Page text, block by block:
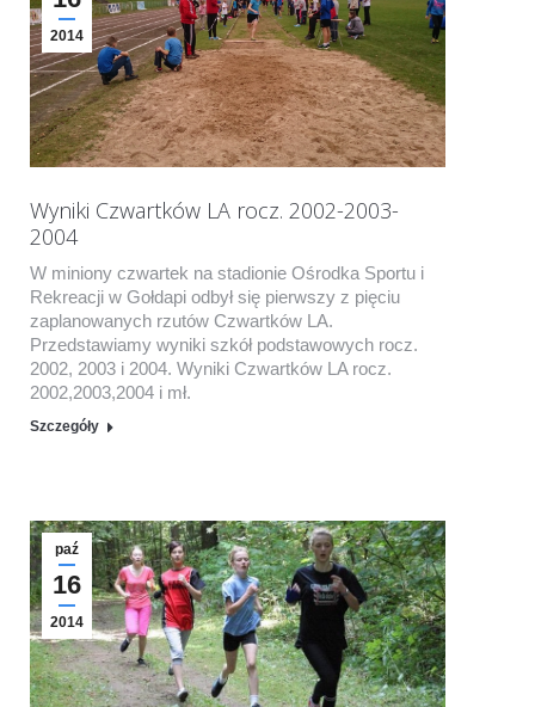
2014
Wyniki Czwartków LA rocz. 2002-2003-
2004
W miniony czwartek na stadionie Ośrodka Sportu i
Rekreacji w Gołdapi odbył się pierwszy z pięciu
zaplanowanych rzutów Czwartków LA.
Przedstawiamy wyniki szkół podstawowych rocz.
2002, 2003 i 2004. Wyniki Czwartków LA rocz.
2002,2003,2004 i mł.
Szczegóły
paź
16
2014